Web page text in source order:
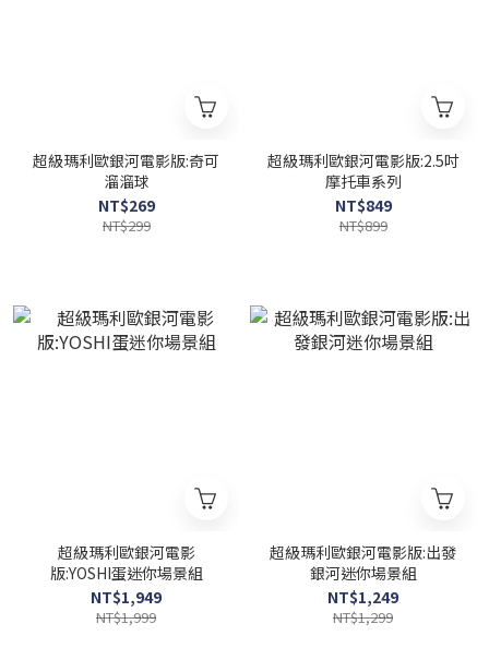
超級瑪利歐銀河電影版:奇可
溜溜球
NT$269
NT$299
超級瑪利歐銀河電影版:2.5吋
摩托車系列
NT$849
NT$899
超級瑪利歐銀河電影
版:YOSHI蛋迷你場景組
NT$1,949
NT$1,999
超級瑪利歐銀河電影版:出發
銀河迷你場景組
NT$1,249
NT$1,299